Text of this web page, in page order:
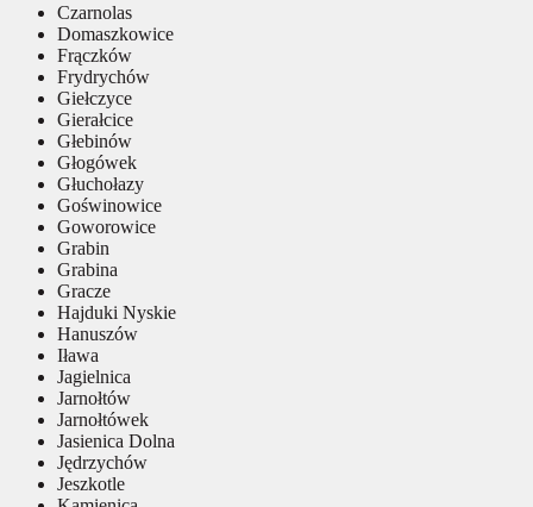
Czarnolas
Domaszkowice
Frączków
Frydrychów
Giełczyce
Gierałcice
Głebinów
Głogówek
Głuchołazy
Goświnowice
Goworowice
Grabin
Grabina
Gracze
Hajduki Nyskie
Hanuszów
Iława
Jagielnica
Jarnołtów
Jarnołtówek
Jasienica Dolna
Jędrzychów
Jeszkotle